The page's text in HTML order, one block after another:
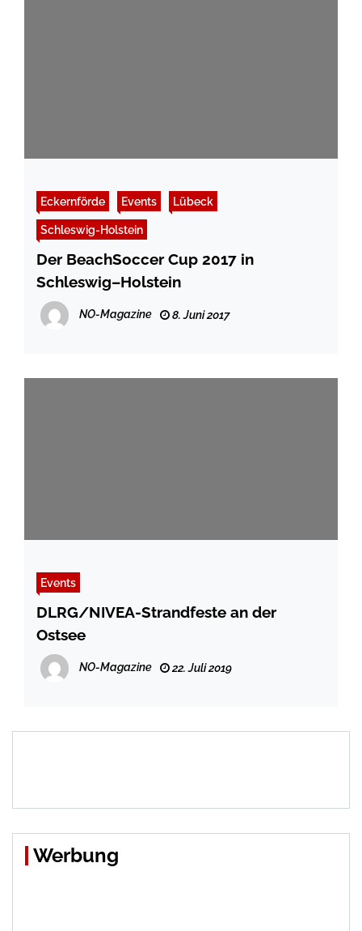
Eckernförde Events Lübeck
Schleswig-Holstein
Der BeachSoccer Cup 2017 in
Schleswig–Holstein
NO-Magazine 8. Juni 2017
Events
DLRG/NIVEA-Strandfeste an der
Ostsee
NO-Magazine 22. Juli 2019
Werbung